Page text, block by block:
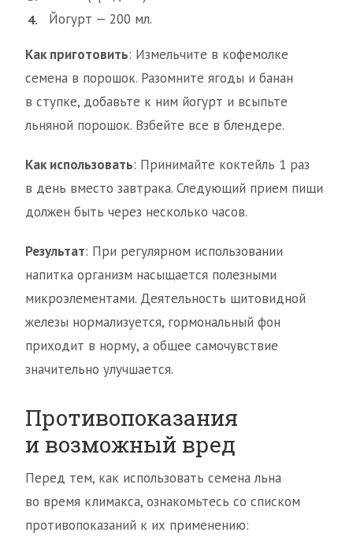
Йогурт — 200 мл.
Как приготовить: Измельчите в кофемолке
семена в порошок. Разомните ягоды и банан
в ступке, добавьте к ним йогурт и всыпьте
льняной порошок. Взбейте все в блендере.
Как использовать: Принимайте коктейль 1 раз
в день вместо завтрака. Следующий прием пищи
должен быть через несколько часов.
Результат: При регулярном использовании
напитка организм насыщается полезными
микроэлементами. Деятельность щитовидной
железы нормализуется, гормональный фон
приходит в норму, а общее самочувствие
значительно улучшается.
Противопоказания
и возможный вред
Перед тем, как использовать семена льна
во время климакса, ознакомьтесь со списком
противопоказаний к их применению: